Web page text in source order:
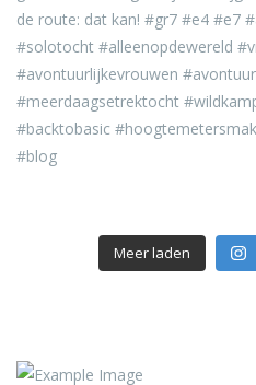
Meer laden